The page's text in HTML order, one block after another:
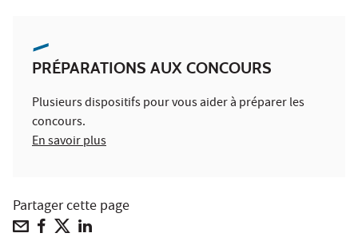
PRÉPARATIONS AUX CONCOURS
Plusieurs dispositifs pour vous aider à préparer les
concours.
En savoir plus
Partager cette page